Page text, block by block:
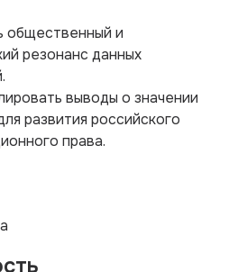
общественный и
резонанс данных
выводы о значении
развития российского
права.